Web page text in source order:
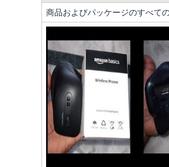
商品およびパッケージのすべて